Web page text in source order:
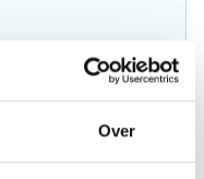
Over
advertentie?
goed of kom je een